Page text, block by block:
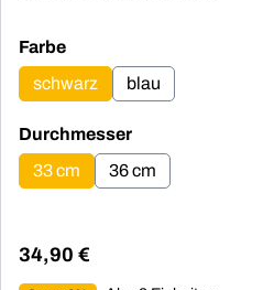
Farbeauswählen
schwarz
blau
Durchmesserauswählen
33 cm
36 cm
Regulärer Preis:
34,90 €